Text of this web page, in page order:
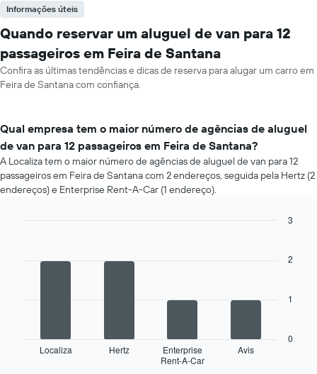
Informações úteis
Quando reservar um aluguel de van para 12
passageiros em Feira de Santana
Confira as últimas tendências e dicas de reserva para alugar um carro em
Feira de Santana com confiança.
Qual empresa tem o maior número de agências de aluguel
de van para 12 passageiros em Feira de Santana?
A Localiza tem o maior número de agências de aluguel de van para 12
passageiros em Feira de Santana com 2 endereços, seguida pela Hertz (2
endereços) e Enterprise Rent-A-Car (1 endereço).
seguirLocaliza Hertz
Enterprise
Rent-A-Car
Avis
0
1
2
3